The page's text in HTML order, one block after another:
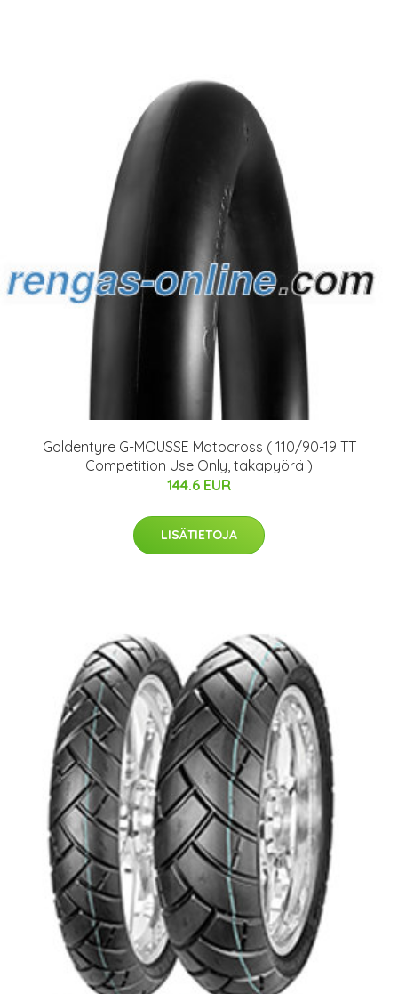
Goldentyre G-MOUSSE Motocross ( 110/90-19 TT
Competition Use Only, takapyörä )
144.6 EUR
LISÄTIETOJA